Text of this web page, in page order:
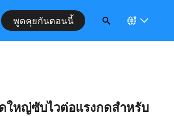
พูดคุยกันตอนนี้
ใหญ่ซับไวต่อแรงกดสำหรับ